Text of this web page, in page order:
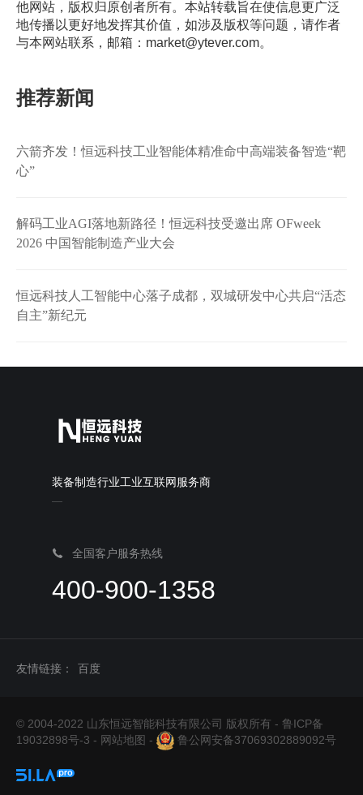
他网站，版权归原创者所有。本站转载旨在使信息更广泛
地传播以更好地发挥其价值，如涉及版权等问题，请作者
与本网站联系，邮箱：market@ytever.com。
推荐新闻
六箭齐发！恒远科技工业智能体精准命中高端装备智造“靶
心”
解码工业AGI落地新路径！恒远科技受邀出席 OFweek
2026 中国智能制造产业大会
恒远科技人工智能中心落子成都，双城研发中心共启“活态
自主”新纪元
装备制造行业工业互联网服务商
全国客户服务热线
400-900-1358
友情链接： 百度
© 2004-2022 山东恒远智能科技有限公司 版权所有 - 鲁ICP备
19032898号-3 - 网站地图 - 鲁公网安备37069302889092号